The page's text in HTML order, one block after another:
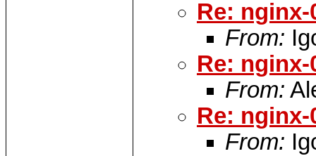
Re: nginx-
From:
Re: nginx-
From:
Re: nginx-
From: